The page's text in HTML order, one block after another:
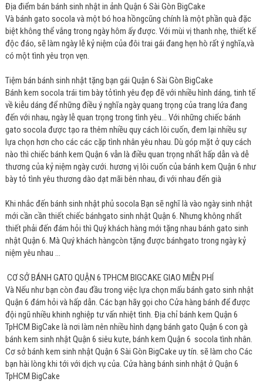
Địa điểm bán bánh sinh nhật in ảnh Quận 6 Sài Gòn BigCake
Và bánh gato socola và một bó hoa hồngcũng chính là một phần quà đặc
biệt không thể vắng trong ngày hôm ấy được. Với mùi vị thanh nhẹ, thiết kế
độc đáo, sẽ làm ngày lễ kỷ niệm của đôi trai gái đang hẹn hò rất ý nghĩa,và
có một tình yêu trọn vẹn.
Tiệm bán bánh sinh nhật tặng bạn gái Quận 6 Sài Gòn BigCake
Bánh kem socola trái tim bày tỏtình yêu đẹp đẽ với nhiều hình dáng, tinh tế
về kiễu dáng để những điều ý nghĩa ngày quang trọng của trang lứa đang
đến với nhau, ngày lễ quan trọng trong tình yêu… Với những chiếc bánh
gato socola được tạo ra thêm nhiều quy cách lôi cuốn, đem lại nhiều sự
lựa chọn hơn cho các các cặp tình nhân yêu nhau. Dù góp mặt ở quy cách
nào thì chiếc bánh kem Quận 6 vẫn là điều quan trọng nhất hấp dẫn và dễ
thương của kỷ niệm ngày cưới. hương vị lôi cuốn của bánh kem Quận 6 như
bày tỏ tình yêu thương dào dạt mãi bên nhau, đi với nhau đến già
Khi nhắc đến bánh sinh nhật phủ socola Bạn sẽ nghĩ là vào ngày sinh nhật
mới cần cần thiết chiếc bánhgato sinh nhật Quận 6. Nhưng không nhất
thiết phải đến đám hỏi thì Quý khách hàng mới tặng nhau bánh gato sinh
nhật Quận 6. Mà Quý khách hàngcòn tặng được bánhgato trong ngày kỷ
niệm yêu nhau …
CƠ SỞ BÁNH GATO QUẬN 6 TPHCM BIGCAKE GIAO MIỄN PHÍ
Và Nếu như bạn còn đau đầu trong việc lựa chọn mấu bánh gato sinh nhật
Quận 6 đám hỏi và hấp dẫn. Các bạn hãy gọi cho Cửa hàng bánh để được
đội ngũ nhiều khinh nghiệp tư vấn nhiệt tình. Địa chỉ bánh kem Quận 6
TpHCM BigCake là nơi làm nên nhiều hình dạng bánh gato Quận 6 con gà
bánh kem sinh nhật Quận 6 siêu kute, bánh kem Quận 6 socola tình nhân.
Cơ sở bánh kem sinh nhật Quận 6 Sài Gòn BigCake uy tín. sẽ làm cho Các
bạn hài lòng khi tới với dịch vụ của. Cửa hàng bánh sinh nhật ở Quận 6
TpHCM BigCake